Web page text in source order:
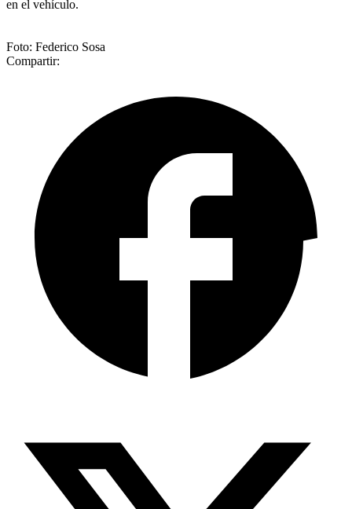
en el vehículo.
Foto: Federico Sosa
Compartir: